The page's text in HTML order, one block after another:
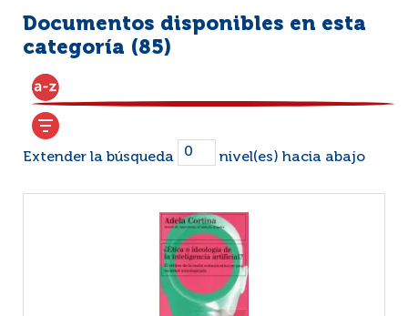
Documentos disponibles en esta
categoría (85)
Extender la búsqueda nivel(es) hacia abajo